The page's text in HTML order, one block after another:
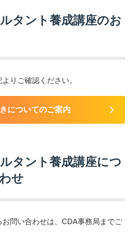
タント養成講座のお
りご確認ください。
についてのご案内
タント養成講座につ
せ
問い合わせは、CDA事務局までご